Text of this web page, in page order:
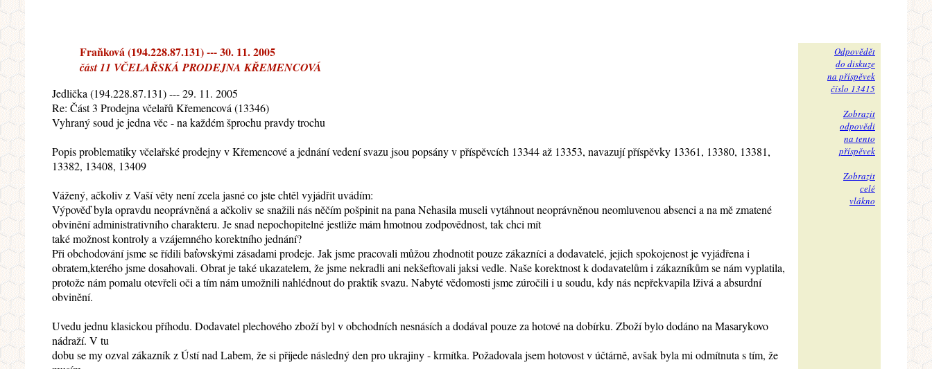
Fraňková (194.228.87.131) --- 30. 11. 2005
část 11 VČELAŘSKÁ PRODEJNA KŘEMENCOVÁ
Jedlička (194.228.87.131) --- 29. 11. 2005
Re: Část 3 Prodejna včelařů Křemencová (13346)
Vyhraný soud je jedna věc - na každém šprochu pravdy trochu
Popis problematiky včelařské prodejny v Křemencové a jednání vedení svazu jsou popsány v příspěvcích 13344 až 13353, navazují příspěvky 13361, 13380, 13381,
13382, 13408, 13409
Vážený, ačkoliv z Vaší věty není zcela jasné co jste chtěl vyjádřit uvádím:
Výpověď byla opravdu neoprávněná a ačkoliv se snažili nás něčím pošpinit na pana Nehasila museli vytáhnout neoprávněnou neomluvenou absenci a na mě zmatené
obvinění administrativního charakteru. Je snad nepochopitelné jestliže mám hmotnou zodpovědnost, tak chci mít
také možnost kontroly a vzájemného korektního jednání?
Při obchodování jsme se řídili baťovskými zásadami prodeje. Jak jsme pracovali můžou zhodnotit pouze zákazníci a dodavatelé, jejich spokojenost je vyjádřena i
obratem,kterého jsme dosahovali. Obrat je také ukazatelem, že jsme nekradli ani nekšeftovali jaksi vedle. Naše korektnost k dodavatelům i zákazníkům se nám vyplatila,
protože nám pomalu otevřeli oči a tím nám umožnili nahlédnout do praktik svazu. Nabyté vědomosti jsme zúročili i u soudu, kdy nás nepřekvapila lživá a absurdní
obvinění.
Uvedu jednu klasickou příhodu. Dodavatel plechového zboží byl v obchodních nesnásích a dodával pouze za hotové na dobírku. Zboží bylo dodáno na Masarykovo
nádraží. V tu
dobu se my ozval zákazník z Ústí nad Labem, že si přijede následný den pro ukrajiny - krmítka. Požadovala jsem hotovost v účtárně, avšak byla mi odmítnuta s tím, že
Odpovědět
do diskuze
na příspěvek
číslo 13415
Zobrazit
odpovědi
na tento
příspěvek
Zobrazit
celé
vlákno